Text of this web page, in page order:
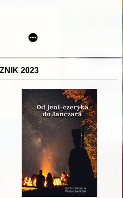
w formacjach wojskowych
2023